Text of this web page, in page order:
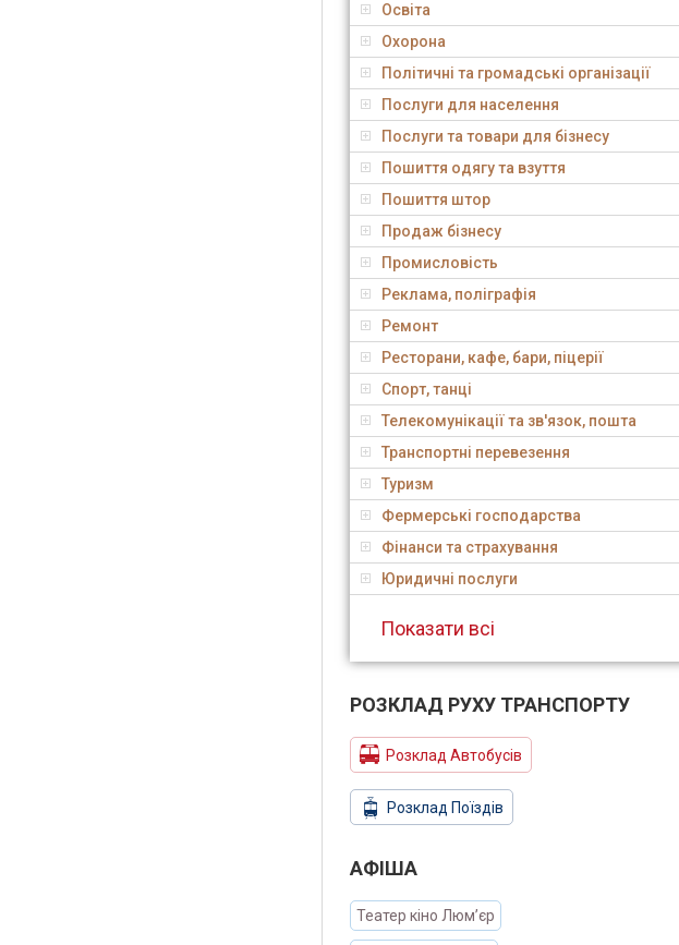
Освіта
Охорона
Політичні та громадські організації
Послуги для населення
Послуги та товари для бізнесу
Пошиття одягу та взуття
Пошиття штор
Продаж бізнесу
Промисловість
Реклама, поліграфія
Ремонт
Ресторани, кафе, бари, піцерії
Спорт, танці
Телекомунікації та зв'язок, пошта
Транспортні перевезення
Туризм
Фермерські господарства
Фінанси та страхування
Юридичні послуги
Показати всі
РОЗКЛАД РУХУ ТРАНСПОРТУ
Розклад Автобусів
Розклад Поїздів
АФIША
Театер кіно Люм’єр